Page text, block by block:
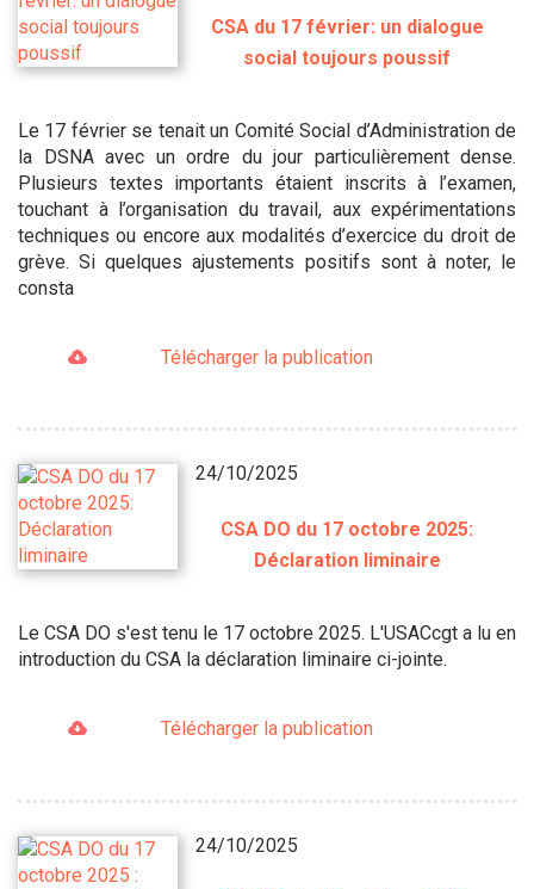
CSA du 17 février: un dialogue
social toujours poussif
Le 17 février se tenait un Comité Social d’Administration de
la DSNA avec un ordre du jour particulièrement dense.
Plusieurs textes importants étaient inscrits à l’examen,
touchant à l’organisation du travail, aux expérimentations
techniques ou encore aux modalités d’exercice du droit de
grève. Si quelques ajustements positifs sont à noter, le
consta
Télécharger la publication
24/10/2025
CSA DO du 17 octobre 2025:
Déclaration liminaire
Le CSA DO s'est tenu le 17 octobre 2025. L'USACcgt a lu en
introduction du CSA la déclaration liminaire ci-jointe.
Télécharger la publication
24/10/2025